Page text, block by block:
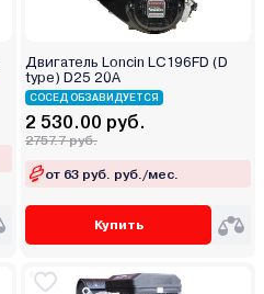
Двигатель Loncin LC196FD (D
type) D25 20A
СОСЕД ОБЗАВИДУЕТСЯ
2 530.00 руб.
2757.7 руб.
от 63 руб. руб./мес.
Купить